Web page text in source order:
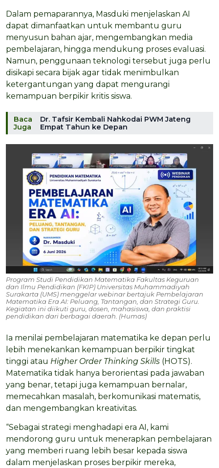
Dalam pemaparannya, Masduki menjelaskan AI
dapat dimanfaatkan untuk membantu guru
menyusun bahan ajar, mengembangkan media
pembelajaran, hingga mendukung proses evaluasi.
Namun, penggunaan teknologi tersebut juga perlu
disikapi secara bijak agar tidak menimbulkan
ketergantungan yang dapat mengurangi
kemampuan berpikir kritis siswa.
Baca
Juga
Dr. Tafsir Kembali Nahkodai PWM Jateng
Empat Tahun ke Depan
Program Studi Pendidikan Matematika Fakultas Keguruan
dan Ilmu Pendidikan (FKIP) Universitas Muhammadiyah
Surakarta (UMS) menggelar webinar bertajuk Pembelajaran
Matematika Era AI: Peluang, Tantangan, dan Strategi Guru.
Kegiatan ini diikuti guru, dosen, mahasiswa, dan praktisi
pendidikan dari berbagai daerah. (Humas)
Ia menilai pembelajaran matematika ke depan perlu
lebih menekankan kemampuan berpikir tingkat
tinggi atau Higher Order Thinking Skills (HOTS).
Matematika tidak hanya berorientasi pada jawaban
yang benar, tetapi juga kemampuan bernalar,
memecahkan masalah, berkomunikasi matematis,
dan mengembangkan kreativitas.
“Sebagai strategi menghadapi era AI, kami
mendorong guru untuk menerapkan pembelajaran
yang memberi ruang lebih besar kepada siswa
dalam menjelaskan proses berpikir mereka,